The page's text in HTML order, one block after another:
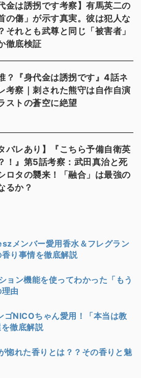
金は誘拐です考察】有馬英二の
の傷」が示す真実。彼は犯人な
それとも武尊と同じ「被害者」
徹底検証
？『身代金は誘拐です』4話ネ
考察｜刺された熊守は自作自演
ストの蒼空に絶望
バレあり】『こちら予備自衛英
！』第5話考察：武田真治と死
ロタの襲来！「融合」は最強の
るか？
メンバー愛用香水＆フレグラン
り事情を徹底解説
ョン機能を使ってわかった「もう
由
ゴNICOちゃん愛用！「本当は教
徹底解説
惚れた香りとは？？その香りと魅